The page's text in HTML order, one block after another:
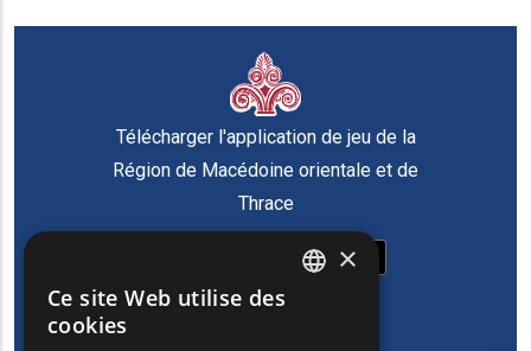
Télécharger l'application de jeu de la
Région de Macédoine orientale et de
Thrace
×
Ce site Web utilise des
cookies